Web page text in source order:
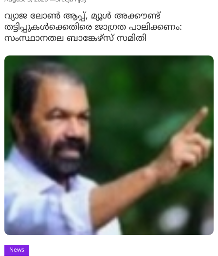
വ്യാജ ലോൺ ആപ്പ്, മ്യൂൾ അക്കൗണ്ട്
തട്ടിപ്പുകൾക്കെതിരെ ജാ​ഗ്രത പാലിക്കണം:
സംസ്ഥാനതല ബാങ്കേഴ്സ് സമിതി
News